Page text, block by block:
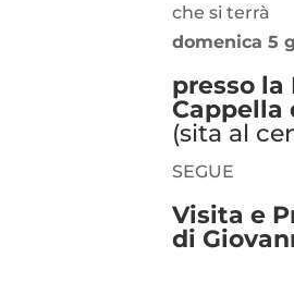
che si terrà
domenica 5
presso la
Cappella
(sita al
SEGUE
Visita e
di